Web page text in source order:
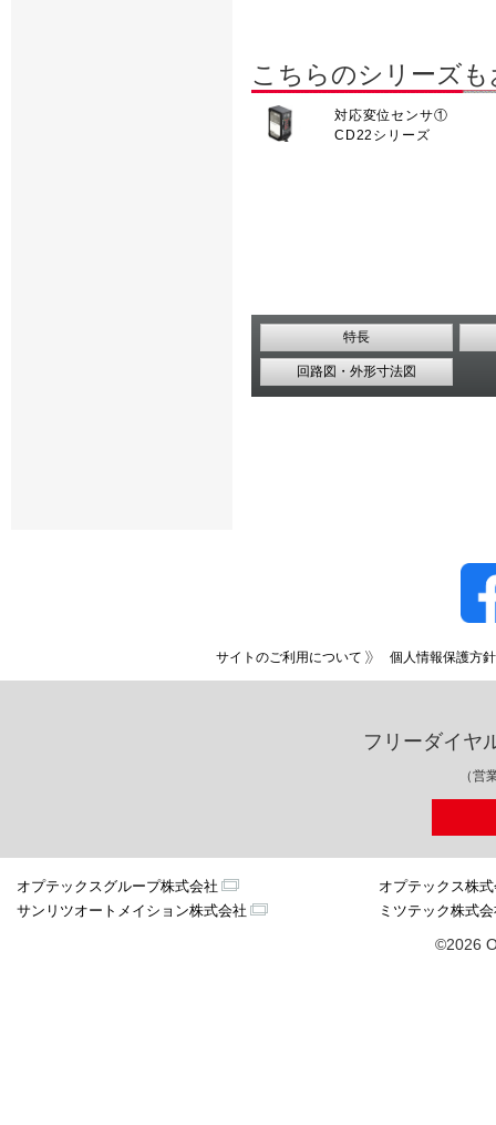
こちらのシリーズ
対応変位センサ①
CD22シリーズ
特長
回路図・外形寸法図
サイトのご利用について 個人情報保護方針
フリーダイヤ
（営
オプテックスグループ株式会社
オプテックス株
サンリツオートメイション株式会社
ミツテック株式
©2026